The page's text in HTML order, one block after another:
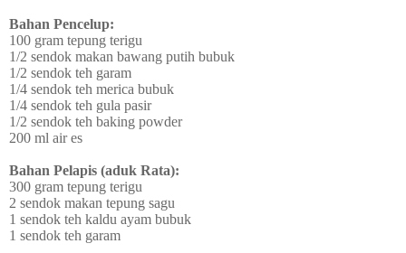
Bahan Pencelup:
100 gram tepung terigu
1/2 sendok makan bawang putih bubuk
1/2 sendok teh garam
1/4 sendok teh merica bubuk
1/4 sendok teh gula pasir
1/2 sendok teh baking powder
200 ml air es
Bahan Pelapis (aduk Rata):
300 gram tepung terigu
2 sendok makan tepung sagu
1 sendok teh kaldu ayam bubuk
1 sendok teh garam